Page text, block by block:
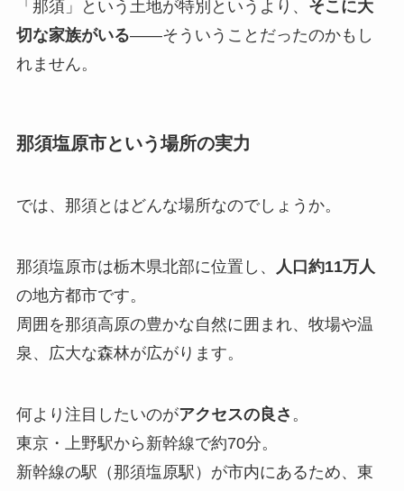
「那須」という土地が特別というより、 そこに大
切な家族がいる——そういうことだったのかもし
れません。
那須塩原市という場所の実力
では、那須とはどんな場所なのでしょうか。
那須塩原市は栃木県北部に位置し、
人口約11万人
の地方都市です。
周囲を那須高原の豊かな自然に囲まれ、牧場や温
泉、広大な森林が広がります。
何より注目したいのがアクセスの良さ 。
東京・上野駅から新幹線で約70分。
新幹線の駅（那須塩原駅）が市内にあるため、東